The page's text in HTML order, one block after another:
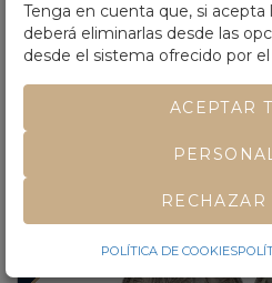
Precio salida
650 €
VENDIDO POR650 €
VENDIDO
Tenga en cuenta que, si acepta
deberá eliminarlas desde las
desde el sistema ofrecido por
ACEPTAR
RECHAZAR
POLÍTICA DE COOKIES